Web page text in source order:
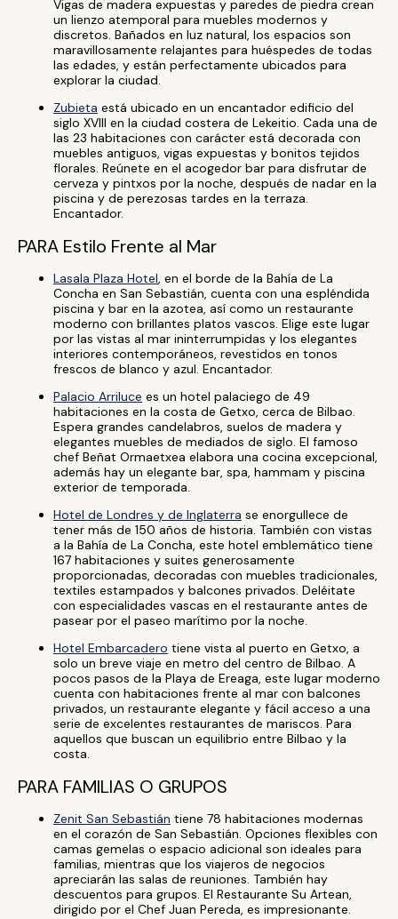
Vigas de madera expuestas y paredes de piedra crean
un lienzo atemporal para muebles modernos y
discretos. Bañados en luz natural, los espacios son
maravillosamente relajantes para huéspedes de todas
las edades, y están perfectamente ubicados para
explorar la ciudad.
Zubieta está ubicado en un encantador edificio del
siglo XVIII en la ciudad costera de Lekeitio. Cada una de
las 23 habitaciones con carácter está decorada con
muebles antiguos, vigas expuestas y bonitos tejidos
florales. Reúnete en el acogedor bar para disfrutar de
cerveza y pintxos por la noche, después de nadar en la
piscina y de perezosas tardes en la terraza.
Encantador.
PARA Estilo Frente al Mar
Lasala Plaza Hotel, en el borde de la Bahía de La
Concha en San Sebastián, cuenta con una espléndida
piscina y bar en la azotea, así como un restaurante
moderno con brillantes platos vascos. Elige este lugar
por las vistas al mar ininterrumpidas y los elegantes
interiores contemporáneos, revestidos en tonos
frescos de blanco y azul. Encantador.
Palacio Arriluce es un hotel palaciego de 49
habitaciones en la costa de Getxo, cerca de Bilbao.
Espera grandes candelabros, suelos de madera y
elegantes muebles de mediados de siglo. El famoso
chef Beñat Ormaetxea elabora una cocina excepcional,
además hay un elegante bar, spa, hammam y piscina
exterior de temporada.
Hotel de Londres y de Inglaterra se enorgullece de
tener más de 150 años de historia. También con vistas
a la Bahía de La Concha, este hotel emblemático tiene
167 habitaciones y suites generosamente
proporcionadas, decoradas con muebles tradicionales,
textiles estampados y balcones privados. Deléitate
con especialidades vascas en el restaurante antes de
pasear por el paseo marítimo por la noche.
Hotel Embarcadero tiene vista al puerto en Getxo, a
solo un breve viaje en metro del centro de Bilbao. A
pocos pasos de la Playa de Ereaga, este lugar moderno
cuenta con habitaciones frente al mar con balcones
privados, un restaurante elegante y fácil acceso a una
serie de excelentes restaurantes de mariscos. Para
aquellos que buscan un equilibrio entre Bilbao y la
costa.
PARA FAMILIAS O GRUPOS
Zenit San Sebastián tiene 78 habitaciones modernas
en el corazón de San Sebastián. Opciones flexibles con
camas gemelas o espacio adicional son ideales para
familias, mientras que los viajeros de negocios
apreciarán las salas de reuniones. También hay
descuentos para grupos. El Restaurante Su Artean,
dirigido por el Chef Juan Pereda, es impresionante.